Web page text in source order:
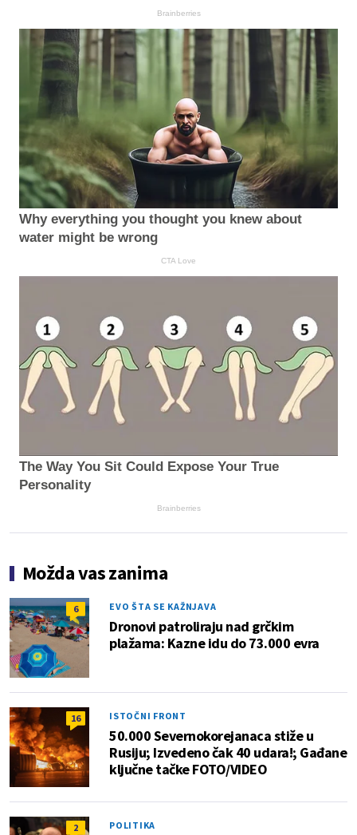
Brainberries
Why everything you thought you knew about
water might be wrong
CTA Love
The Way You Sit Could Expose Your True
Personality
Brainberries
Možda vas zanima
6 EVO ŠTA SE KAŽNJAVA
Dronovi patroliraju nad grčkim
plažama: Kazne idu do 73.000 evra
16 ISTOČNI FRONT
50.000 Severnokorejanaca stiže u
Rusiju; Izvedeno čak 40 udara!; Gađane
ključne tačke FOTO/VIDEO
2 POLITIKA